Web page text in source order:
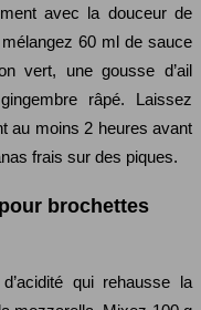
avec la douceur de
60 ml de sauce
vert, une gousse d’ail
râpé. Laissez
au moins 2 heures avant
frais sur des piques.
brochettes
qui rehausse la